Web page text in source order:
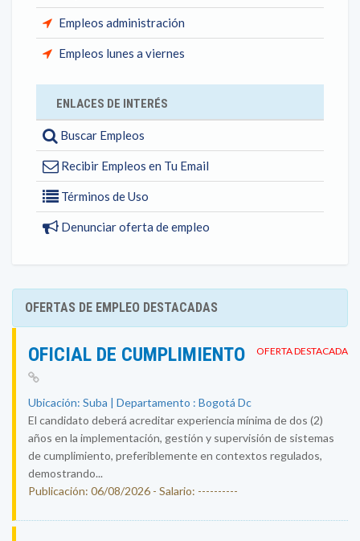
Empleos administración
Empleos lunes a viernes
ENLACES DE INTERÉS
Buscar Empleos
Recibir Empleos en Tu Email
Términos de Uso
Denunciar oferta de empleo
OFERTAS DE EMPLEO DESTACADAS
OFERTA DESTACADA
OFICIAL DE CUMPLIMIENTO
Ubicación: Suba | Departamento : Bogotá Dc
El candidato deberá acreditar experiencia mínima de dos (2)
años en la implementación, gestión y supervisión de sistemas
de cumplimiento, preferiblemente en contextos regulados,
demostrando...
Publicación: 06/08/2026 - Salario: ----------